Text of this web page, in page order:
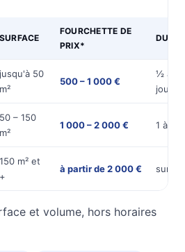
SURFACE
FOURCHETTE DE
PRIX*
DURÉE
jusqu'à 50
m²
500 – 1 000 €
½ à 1
50 – 150
m²
1 000 – 2 000 € 1 à 2
150 m² et
+
à partir de 2 000 € sur
et volume, hors horaires